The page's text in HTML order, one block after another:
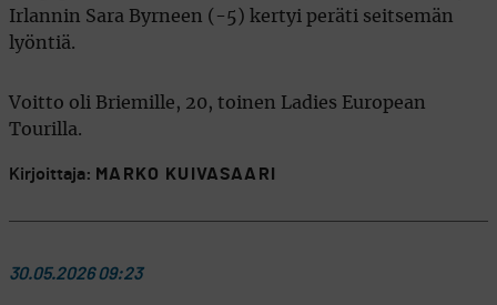
Irlannin Sara Byrneen (-5) kertyi peräti seitsemän
lyöntiä.
Voitto oli Briemille, 20, toinen Ladies European
Tourilla.
Kirjoittaja: MARKO KUIVASAARI
30.05.2026 09:23